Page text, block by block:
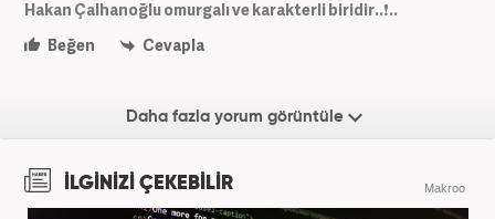
Hakan Çalhanoğlu omurgalı ve karakterli biridir..❗️..
Beğen
Cevapla
Daha fazla yorum görüntüle
İLGİNİZİ ÇEKEBİLİR Makroo